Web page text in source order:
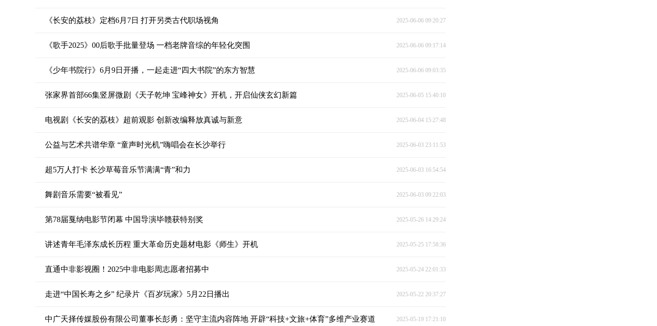
《长安的荔枝》定档6月7日 打开另类古代职场视角 2025-06-06 09:20:27
《歌手2025》00后歌手批量登场 一档老牌音综的年轻化突围 2025-06-06 09:17:14
《少年书院行》6月9日开播，一起走进“四大书院”的东方智慧 2025-06-06 09:03:35
张家界首部66集竖屏微剧《天子乾坤 宝峰神女》开机，开启仙侠玄幻新篇 2025-06-05 15:40:10
电视剧《长安的荔枝》超前观影 创新改编释放真诚与新意 2025-06-04 15:27:48
公益与艺术共谱华章 “童声时光机”嗨唱会在长沙举行 2025-06-03 23:11:53
超5万人打卡 长沙草莓音乐节满满“青”和力 2025-06-03 16:54:54
舞剧音乐需要“被看见” 2025-06-03 09:22:03
第78届戛纳电影节闭幕 中国导演毕赣获特别奖 2025-05-26 14:29:24
讲述青年毛泽东成长历程 重大革命历史题材电影《师生》开机 2025-05-25 17:58:36
直通中非影视圈！2025中非电影周志愿者招募中 2025-05-24 22:01:33
走进“中国长寿之乡” 纪录片《百岁玩家》5月22日播出 2025-05-22 20:37:27
中广天择传媒股份有限公司董事长彭勇：坚守主流内容阵地 开辟“科技+文旅+体育”多维产业赛道 2025-05-19 17:21:10